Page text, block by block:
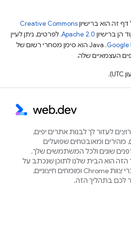
זה הוא ברישיוןCreative Commons
הן ברישיון Apache 2.0. לפרטים, ניתן לעיין
.‏ Java הוא סימן מסחרי רשום של
לעזור לך לבנות אתרים יפים,
מהירים ומאובטחים שפועלים
שונים ולכל המשתמשים שלך.
הוא הבית שלנו לתוכן שנכתב על
ידי חברי צוות Chrome ומומחים חיצוניים,
לכם בתהליך הזה.